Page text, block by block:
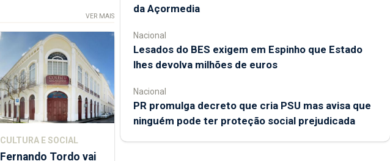
VER MAIS
CULTURA E SOCIAL
Fernando Tordo vai
da Açormedia
Nacional
Lesados do BES exigem em Espinho que Estado
lhes devolva milhões de euros
Nacional
PR promulga decreto que cria PSU mas avisa que
ninguém pode ter proteção social prejudicada